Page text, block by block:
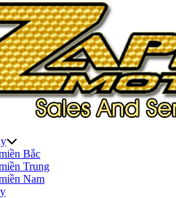
Bắc
Trung
Nam